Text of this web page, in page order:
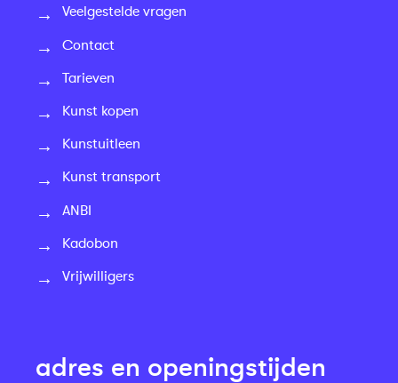
Veelgestelde vragen
Contact
Tarieven
Kunst kopen
Kunstuitleen
Kunst transport
ANBI
Kadobon
Vrijwilligers
adres en openingstijden